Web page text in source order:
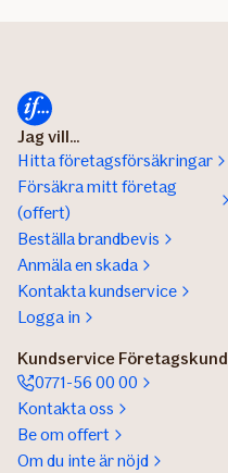
Jag vill...
Hitta företagsförsäkringar
Försäkra mitt företag
(offert)
Beställa brandbevis
Anmäla en skada
Kontakta kundservice
Logga in
Kundservice Företagskund
0771-56 00 00
Kontakta oss
Be om offert
Om du inte är nöjd